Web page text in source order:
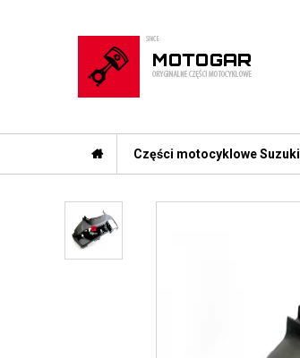
Części motocyklowe Suzuki